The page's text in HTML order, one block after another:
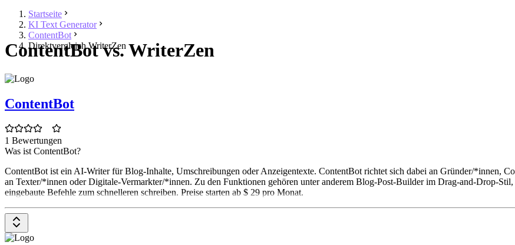
Startseite
KI Text Generator
ContentBot
Direktvergleich WriterZen
ContentBot vs. WriterZen
ContentBot
1 Bewertungen
Was ist ContentBot?
ContentBot ist ein AI-Writer für Blog-Inhalte, Umschreibungen oder Anzeigentexte. ContentBot richtet sich dabei an Gründer/*innen,
an Texter/*innen oder Digitale-Vermarkter/*innen. Zu den Funktionen gehören unter anderem Blog-Post-Builder im Drag-and-Drop-
eingebaute Befehle zum schnelleren schreiben. Preise starten ab $ 29 pro Monat.